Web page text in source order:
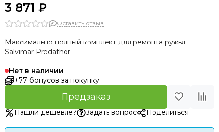
3 871 ₽
Оставить отзыв
Максимально полный комплект для ремонта ружья
Salvimar Predathor
Нет в наличии
+77 бонусов за покупку
Предзаказ
Нашли дешевле? Задать вопрос Поделиться